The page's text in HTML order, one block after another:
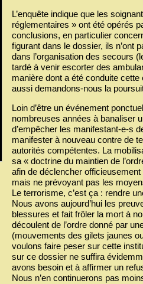
L’enquête indique que les
réglementaires » ont été opérés
conclusions, en particulier
figurant dans le dossier, ils n’ont
dans l’organisation des secours
tardé à venir escorter des
manière dont a été conduite
aussi demandons-nous la
Loin d’être un événement
nombreuses années à banaliser
d’empêcher les manifestant-e-s
manifester à nouveau contre de
autorités compétentes. La
sa « doctrine du maintien de
afin de déclencher
mais ne prévoyant pas les
Le terrorisme, c’est ça : rendre
Nous avons aujourd’hui les
blessures et fait frôler la mort à
découlent de l’ordre donné par
(mouvements des gilets jaunes
voulons faire peser sur cette
sur ce dossier ne suffira
avons besoin et à affirmer un
Nous n’en continuerons pas